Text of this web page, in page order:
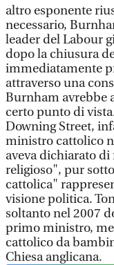
altro esponente
necessario,
leader del Labour
dopo la chiusura
immediatamente
attraverso una
Burnham avrebbe
certo punto di
Downing Street,
ministro cattolico
aveva dichiarato
religioso", pur
cattolica"
visione politica.
soltanto nel 2007
primo ministro,
cattolico da
Chiesa anglicana.